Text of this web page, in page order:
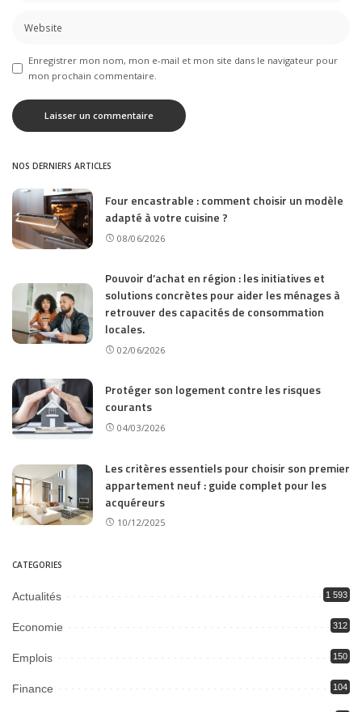
Enregistrer mon nom, mon e-mail et mon site dans le navigateur pour
mon prochain commentaire.
NOS DERNIERS ARTICLES
Four encastrable : comment choisir un modèle
adapté à votre cuisine ?
08/06/2026
Pouvoir d’achat en région : les initiatives et
solutions concrètes pour aider les ménages à
retrouver des capacités de consommation
locales.
02/06/2026
Protéger son logement contre les risques
courants
04/03/2026
Les critères essentiels pour choisir son premier
appartement neuf : guide complet pour les
acquéreurs
10/12/2025
CATEGORIES
Actualités 1 593
Economie 312
Emplois 150
Finance 104